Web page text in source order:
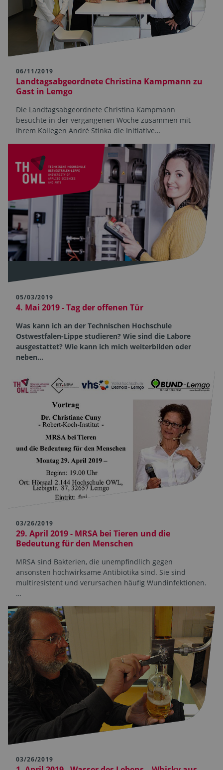
06/11/2019
Landtagsabgeordnete Christina Kampmann zu
Gast in Lemgo
Die Landtagsabgeordnete Christina Kampmann
besuchte in der vergangenen Woche zusammen mit
ihrem Kollegen André Stinka die Initiative…
05/03/2019
4. Mai 2019 - Tag der offenen Tür
Was kann ich an der Technischen Hochschule
Ostwestfalen-Lippe studieren? Wie sind die Labore
ausgestattet? Wie kann ich mich weiterbilden oder
neben…
03/26/2019
29. April 2019 - MRSA bei Tieren und die
Bedeutung für den Menschen
MRSA sind Bakterien, die unempfindlich gegen
ansonsten hochwirksame Antibiotika sind. Sie sind
multiresistent und verursachen häufig Wundinfektionen.
…
03/26/2019